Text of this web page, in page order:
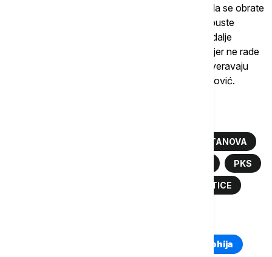
sa njim. Klijenti koji ne budu zadovoljni moći će da se obrate
Privrednoj komori i da ukažu na eventualne propuste
agenata. To je otklon od "divljih" agenata, koji i dalje
posluju, iako ni sam ne mogu da objasnim kako, jer ne rade
po zakonu, ne smeju da se oglašavaju, niti da overavaju
dokumenta, a ipak ih i dalje ima", napominje Đoković.
PRODAJA STANOVA
PKS
ID KARTICE
Kosovo i Metohija